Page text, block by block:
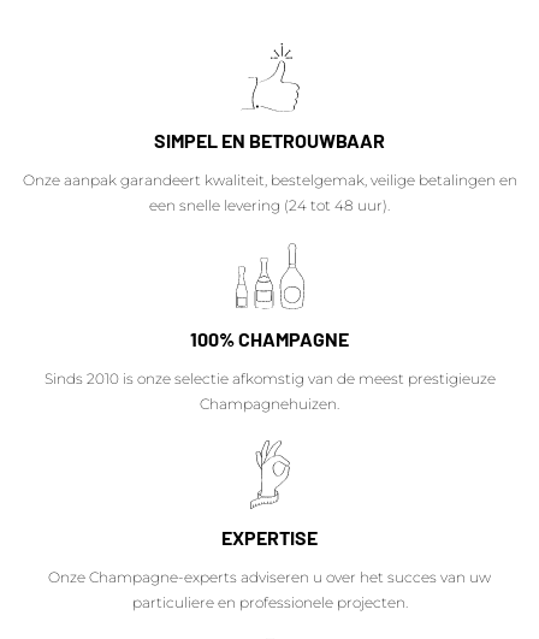
SIMPEL EN BETROUWBAAR
Onze aanpak garandeert kwaliteit, bestelgemak, veilige betalingen en
een snelle levering (24 tot 48 uur).
100% CHAMPAGNE
Sinds 2010 is onze selectie afkomstig van de meest prestigieuze
Champagnehuizen.
EXPERTISE
Onze Champagne-experts adviseren u over het succes van uw
particuliere en professionele projecten.